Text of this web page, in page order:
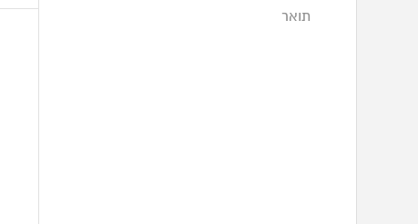
תואר